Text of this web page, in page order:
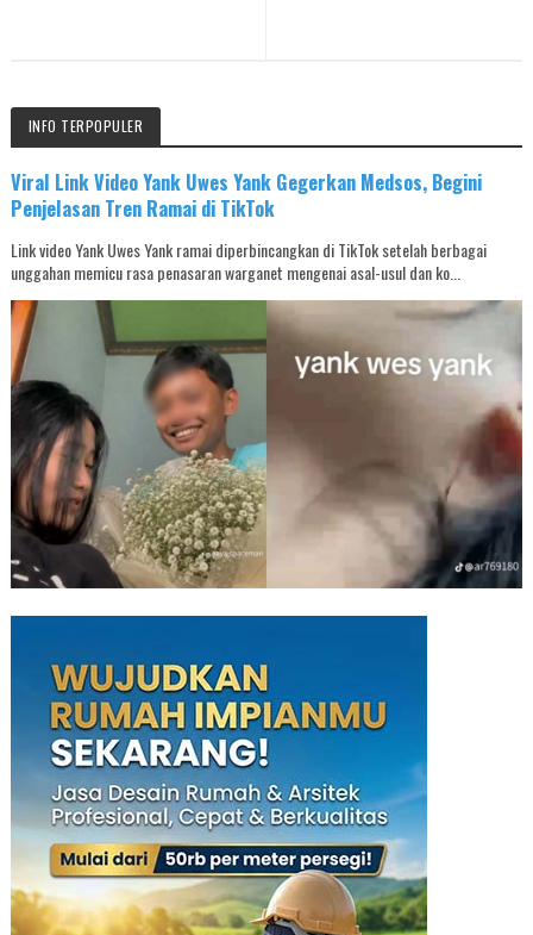
INFO TERPOPULER
Viral Link Video Yank Uwes Yank Gegerkan Medsos, Begini
Penjelasan Tren Ramai di TikTok
Link video Yank Uwes Yank ramai diperbincangkan di TikTok setelah berbagai
unggahan memicu rasa penasaran warganet mengenai asal-usul dan ko...